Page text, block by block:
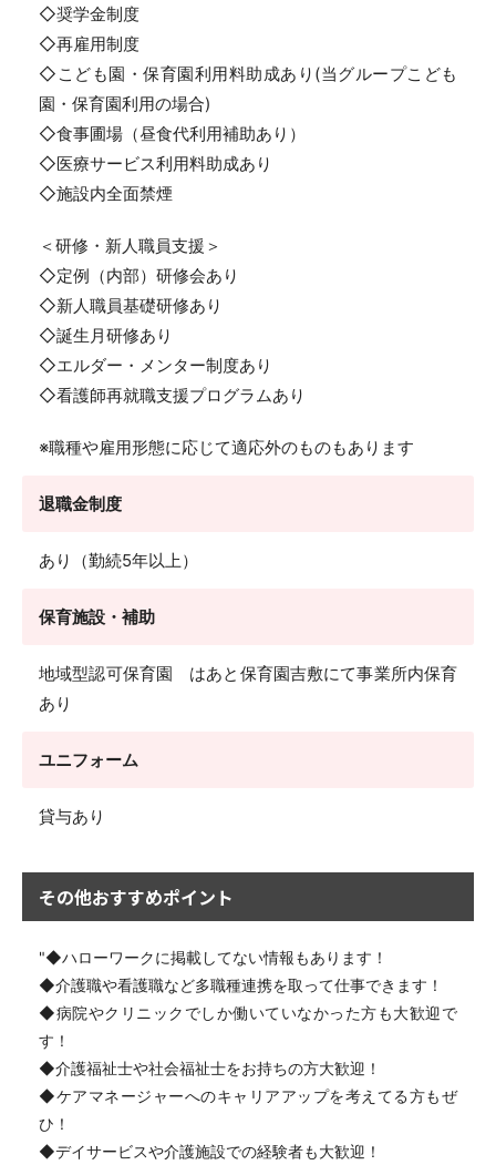
◇奨学金制度
◇再雇用制度
◇こども園・保育園利用料助成あり(当グループこども
園・保育園利用の場合)
◇食事圃場（昼食代利用補助あり）
◇医療サービス利用料助成あり
◇施設内全面禁煙
＜研修・新人職員支援＞
◇定例（内部）研修会あり
◇新人職員基礎研修あり
◇誕生月研修あり
◇エルダー・メンター制度あり
◇看護師再就職支援プログラムあり
※職種や雇用形態に応じて適応外のものもあります
退職金制度
あり（勤続5年以上）
保育施設・補助
地域型認可保育園 はあと保育園吉敷にて事業所内保育
あり
ユニフォーム
貸与あり
その他おすすめポイント
"◆ハローワークに掲載してない情報もあります！
◆介護職や看護職など多職種連携を取って仕事できます！
◆病院やクリニックでしか働いていなかった方も大歓迎で
す！
◆介護福祉士や社会福祉士をお持ちの方大歓迎！
◆ケアマネージャーへのキャリアアップを考えてる方もぜ
ひ！
◆デイサービスや介護施設での経験者も大歓迎！